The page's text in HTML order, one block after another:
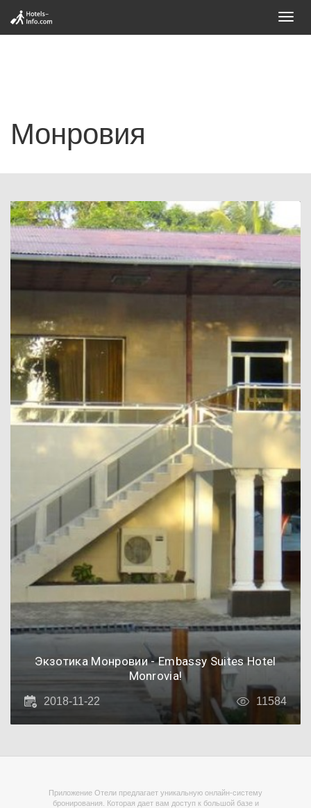
Монровия
Экзотика Монровии - Embassy Suites Hotel
Monrovia!
2018-11-22 11584
Приложение Отели предлагает уникальную онлайн-систему
бронирования. Которая дает вам доступ к большой базе и